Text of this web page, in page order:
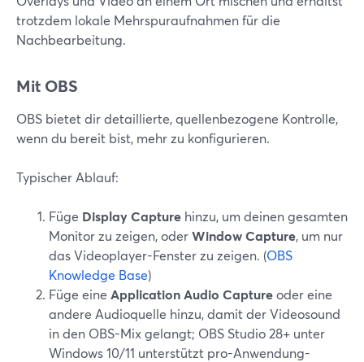
trotzdem lokale Mehrspuraufnahmen für die
Nachbearbeitung.
Mit OBS
OBS bietet dir detaillierte, quellenbezogene Kontrolle,
wenn du bereit bist, mehr zu konfigurieren.
Typischer Ablauf:
Füge Display Capture hinzu, um deinen gesamten
Monitor zu zeigen, oderWindow Capture, um nur
das Videoplayer-Fenster zu zeigen. (OBS
Knowledge Base)
Füge eine Application Audio Captureoder eine
andere Audioquelle hinzu, damit der Videosound
in den OBS-Mix gelangt; OBS Studio 28+ unter
Windows 10/11 unterstützt pro-Anwendung-